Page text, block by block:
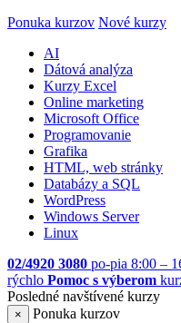
Ponuka kurzov Nové kurzy
AI
Dátová analýza
Kurzy Excel
Online marketing
Microsoft Office
Programovanie
Grafika
HTML, web stránky
Databázy a SQL
WordPress
Windows Server
Linux
02/4920 3080 po-pia 8:00 –
rýchlo Pomoc s výberom
Posledné navštívené kurzy
×
Ponuka kurzov